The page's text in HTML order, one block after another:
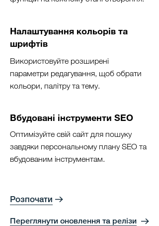
Використовуйте розширені
параметри редагування, щоб обрати
кольори, палітру та тему.
Налаштування кольорів та
шрифтів
Оптимізуйте свій сайт для пошуку
завдяки персональному плану SEO та
вбудованим інструментам.
Вбудовані інструменти SEO
Розпочати
Переглянути оновлення та релізи